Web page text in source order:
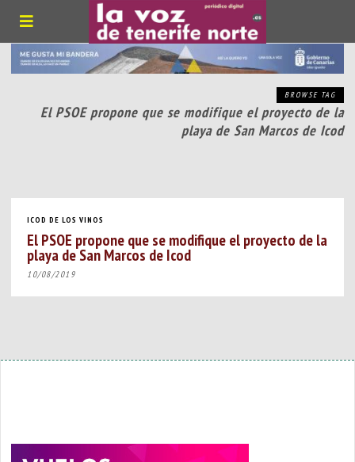
BROWSE TAG
El PSOE propone que se modifique el proyecto de la
playa de San Marcos de Icod
ICOD DE LOS VINOS
El PSOE propone que se modifique el proyecto de la
playa de San Marcos de Icod
10/08/2019